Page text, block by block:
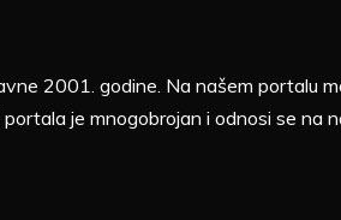
2001. godine. Na našem portalu
je mnogobrojan i odnosi se